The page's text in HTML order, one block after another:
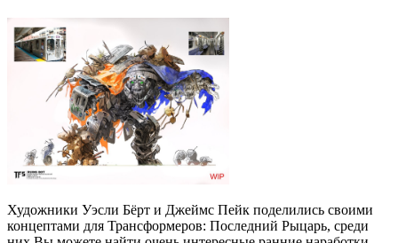
Художники Уэсли Бёрт и Джеймс Пейк поделились своими
концептами для Трансформеров: Последний Рыцарь, среди